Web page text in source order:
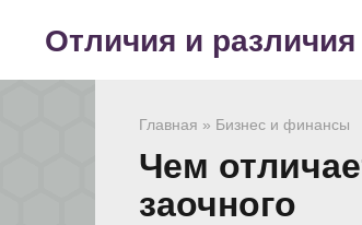
Отличия и различия
Главная » Бизнес и финансы
Чем
заочного